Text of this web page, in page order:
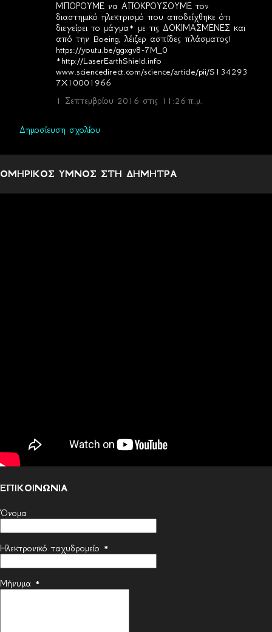
ΜΠΟΡΟΥΜΕ να ΑΠΟΚΡΟΥΣΟΥΜΕ τον
διαστημικό ηλεκτρισμό που αποδείχθηκε ότι
διεγείρει το μάγμα* με τις ΔΟΚΙΜΑΣΜΕΝΕΣ και
από την Boeing, λέιζερ ασπίδες πλάσματος!
https://youtu.be/ggxgv8-7M_0
*http://LaserEarthShield.info
www.sciencedirect.com/science/article/pii/S134293
7X10001966
1 Σεπτεμβρίου 2016 στις 11:26 π.μ.
Δημοσίευση σχολίου
ΟΜΗΡΙΚΟΣ ΥΜΝΟΣ ΣΤΗ ΔΗΜΗΤΡΑ
ΕΠΙΚΟΙΝΩΝΙΑ
Όνομα
Ηλεκτρονικό ταχυδρομείο *
Μήνυμα *